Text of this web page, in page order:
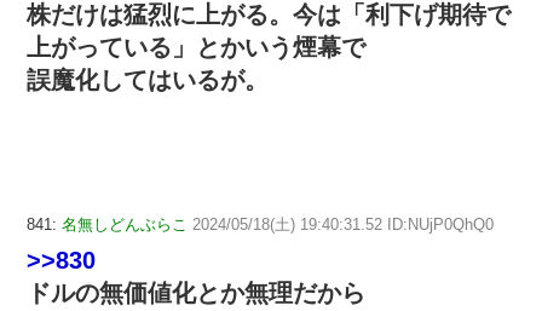
株だけは猛烈に上がる。今は「利下げ期待で
上がっている」とかいう煙幕で
誤魔化してはいるが。
841: 名無しどんぶらこ 2024/05/18(土) 19:40:31.52 ID:NUjP0QhQ0
>>830
ドルの無価値化とか無理だから